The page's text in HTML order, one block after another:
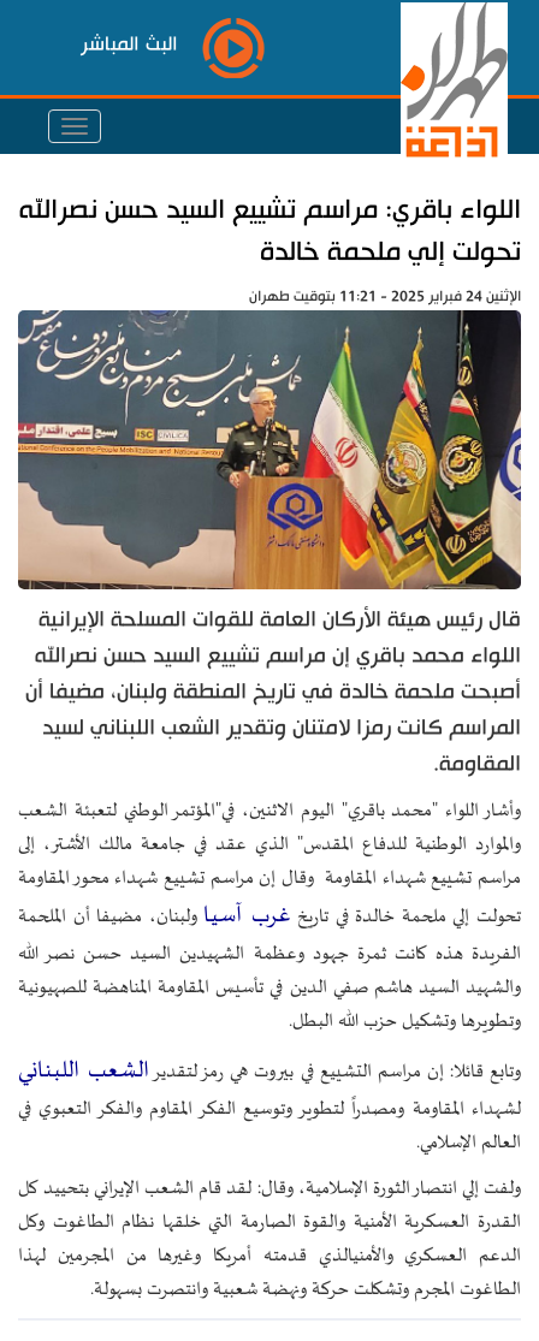
البث المباشر
اللواء باقري: مراسم تشييع السيد حسن نصرالله
تحولت إلي ملحمة خالدة
الإثنين 24 فبراير 2025 - 11:21 بتوقيت طهران
قال رئيس هيئة الأركان العامة للقوات المسلحة الإيرانية
اللواء محمد باقري إن مراسم تشييع السيد حسن نصرالله
أصبحت ملحمة خالدة في تاريخ المنطقة ولبنان، مضيفا أن
المراسم كانت رمزا لامتنان وتقدير الشعب اللبناني لسيد
المقاومة.
وأشار اللواء "محمد باقري" اليوم الاثنين، في"المؤتمر الوطني لتعبئة الشعب
والموارد الوطنية للدفاع المقدس" الذي عقد في جامعة مالك الأشتر، إلى
مراسم تشييع شهداء المقاومة وقال إن مراسم تشييع شهداء محور المقاومة
تحولت إلي ملحمة خالدة في تاريخ غرب آسيا ولبنان، مضيفا أن الملحمة
الفريدة هذه كانت ثمرة جهود وعظمة الشهيدين السيد حسن نصر الله
والشهيد السيد هاشم صفي الدين في تأسيس المقاومة المناهضة للصهيونية
وتطويرها وتشكيل حزب الله البطل.
وتابع قائلا: إن مراسم التشييع في بيروت هي رمز لتقديرالشعب اللبناني
لشهداء المقاومة ومصدراً لتطوير وتوسيع الفكر المقاوم والفكر التعبوي في
العالم الإسلامي.
ولفت إلي انتصار الثورة الإسلامية، وقال: لقد قام الشعب الإيراني بتحييد كل
القدرة العسكرية الأمنية والقوة الصارمة التي خلقها نظام الطاغوت وكل
الدعم العسكري والأمني​الذي قدمته أمريكا وغيرها من المجرمين لهذا
الطاغوت المجرم وتشكلت حركة ونهضة شعبية وانتصرت بسهولة.